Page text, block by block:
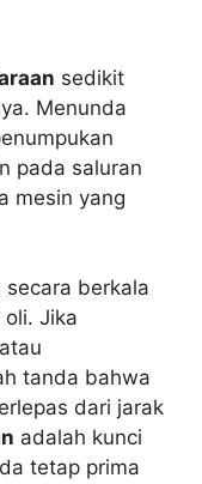
sedikit
Menunda
pada saluran
mesin yang
berkala
Jika
tanda bahwa
dari jarak
adalah kunci
tetap prima